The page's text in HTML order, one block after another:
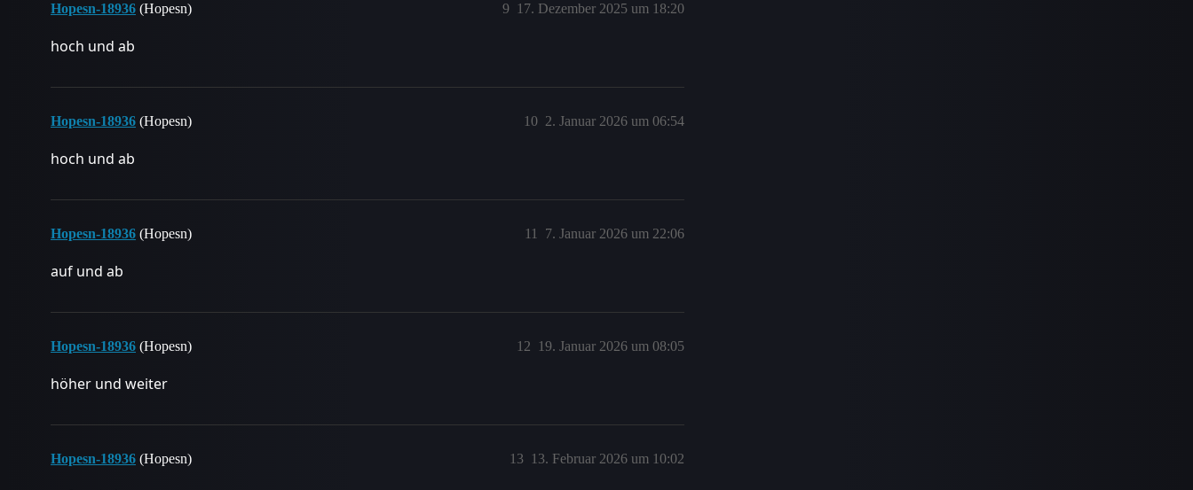
Hopesn-18936 (Hopesn) 17. Dezember 2025 um 18:20
9
hoch und ab
Hopesn-18936 (Hopesn) 2. Januar 2026 um 06:54
10
hoch und ab
Hopesn-18936 (Hopesn) 7. Januar 2026 um 22:06
11
auf und ab
Hopesn-18936 (Hopesn) 19. Januar 2026 um 08:05
12
höher und weiter
Hopesn-18936 (Hopesn) 13. Februar 2026 um 10:02
13